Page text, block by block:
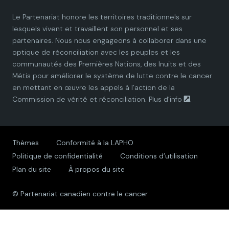
Canadian Centre for Addictions. (2021).Addiction in
the LGBTQcommunity. (Consulté le 10 février 2021).
Disponible à l’adresse (en anglais seulement) :
https://canadiancentreforaddictions.org/addiction-
lgbtq/.
Chambre des communes du Canada. (2019). La
Disponible à l’adresse :
https://www.ourcommons.ca/Content/Committee/42
1/HESA/Reports/RP10574595/hesarp28/hesarp28-
f.pdf.
avec violence et de comportements sexuels non
P
a
r
t
e
h
P
a
r
t
e
h
P
a
r
t
e
h
P
a
r
t
e
h
P
a
r
t
h
Le Partenariat honore les territoires traditionnels sur
lesquels vivent et travaillent son personnel et ses
partenaires. Nous nous engageons à collaborer dans une
optique de réconciliation avec les peuples et les
communautés des Premières Nations, des Inuits et des
Métis pour améliorer le système de lutte contre le cancer
en mettant en œuvre les appels à l’action de la
Commission de vérité et réconciliation. Plus d’info .
Thèmes
Conformité à la LAPHO
Politique de confidentialité
Conditions d’utilisation
Plan du site
À propos du site
© Partenariat canadien contre le cancer